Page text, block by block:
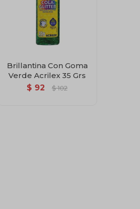
Brillantina Con Goma
Verde Acrilex 35 Grs
$ 92 $ 102